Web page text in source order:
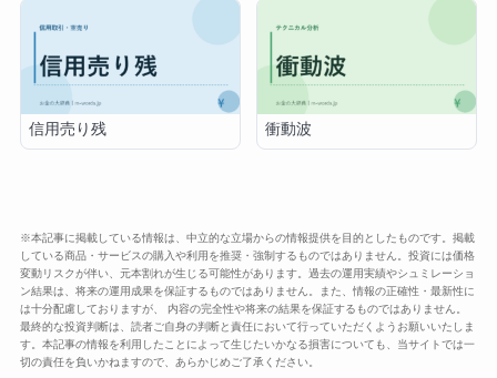
信用売り残 衝動波
※本記事に掲載している情報は、中立的な立場からの情報提供を目的としたものです。掲載
している商品・サービスの購入や利用を推奨・強制するものではありません。投資には価格
変動リスクが伴い、元本割れが生じる可能性があります。過去の運用実績やシュミレーショ
ン結果は、将来の運用成果を保証するものではありません。また、情報の正確性・最新性に
は十分配慮しておりますが、 内容の完全性や将来の結果を保証するものではありません。
最終的な投資判断は、読者ご自身の判断と責任において行っていただくようお願いいたしま
す。本記事の情報を利用したことによって生じたいかなる損害についても、当サイトでは一
切の責任を負いかねますので、あらかじめご了承ください。